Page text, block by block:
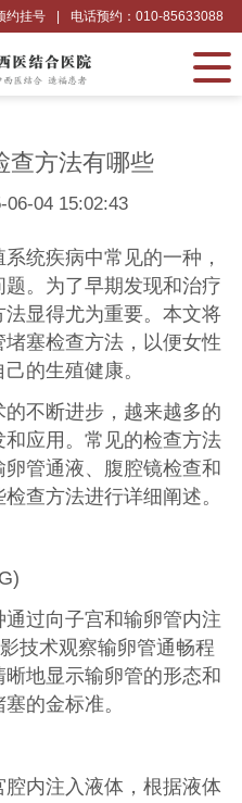
电话预约：010-85633088
约挂号
查方法有哪些
06-04 15:02:43
统疾病中常见的一种，
。为了早期发现和治疗
显得尤为重要。本文将
塞检查方法，以便女性
的生殖健康。
不断进步，越来越多的
应用。常见的检查方法
管通液、腹腔镜检查和
查方法进行详细阐述。
过向子宫和输卵管内注
技术观察输卵管通畅程
地显示输卵管的形态和
的金标准。
内注入液体，根据液体